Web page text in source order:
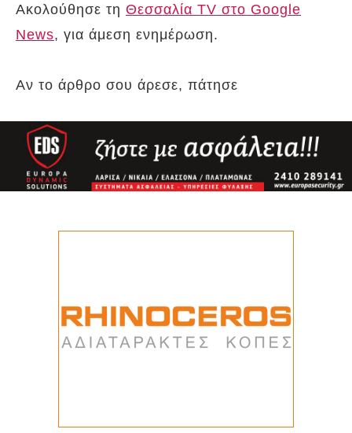
Ακολούθησε τη Θεσσαλία TV στο Google
News, για άμεση ενημέρωση.
Αν το άρθρο σου άρεσε, πάτησε